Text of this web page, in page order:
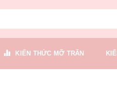
KIẾN THỨC MỠ TRĂN